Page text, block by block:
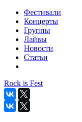
Фестивали
Концерты
Группы
Лайвы
Новости
Статьи
Rock is Fest